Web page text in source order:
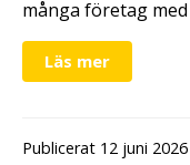
många företag
Läs mer
Publicerat 12 juni 2026